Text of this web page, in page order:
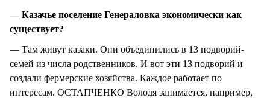
— Казачье поселение Генераловка экономически как
существует?
— Там живут казаки. Они объединились в 13 подворий-
семей из числа родственников. И вот эти 13 подворий и
создали фермерские хозяйства. Каждое работает по
интересам. ОСТАПЧЕНКО Володя занимается, например,